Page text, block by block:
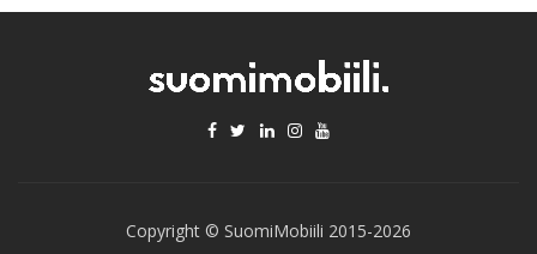
Copyright © SuomiMobiili 2015-2026